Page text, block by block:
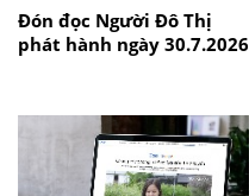
Đón đọc Người Đô Thị
phát hành ngày 30.7.2026